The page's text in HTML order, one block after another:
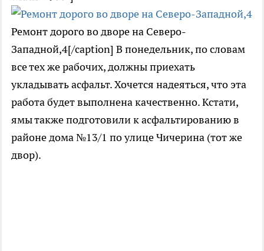
Ремонт дорого во дворе на Северо-
Западной,4[/caption] В понедельник, по словам
все тех же рабочих, должны приехать
укладывать асфальт. Хочется надеяться, что эта
работа будет выполнена качественно. Кстати,
ямы также подготовили к асфальтированию в
районе дома №13/1 по улице Чичерина (тот же
двор).